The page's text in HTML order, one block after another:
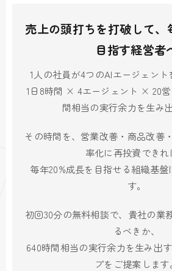
売上の頭打ちを打破して、
目指す経営者
1人の社員が4つのAIエージェント
1日8時間 × 4エージェント × 20
間相当の実行余力を生み
その時間を、営業改善・商品改善
率化に再投資できれ
毎年20%成長を目指せる組織基盤
す。
初回30分の無料相談で、貴社の業
るべきか、
640時間相当の実行余力を生み出
プをご提案します。